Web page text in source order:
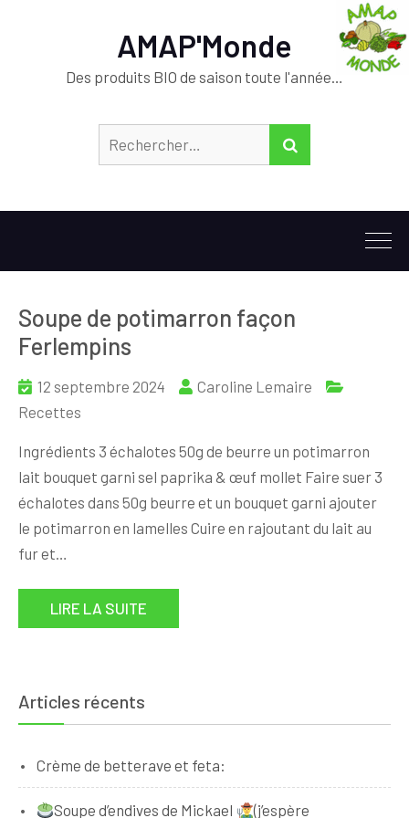
AMAP'Monde
Des produits BIO de saison toute l'année…
Soupe de potimarron façon
Ferlempins
12 septembre 2024
Caroline Lemaire
Recettes
Ingrédients 3 échalotes 50g de beurre un potimarron
lait bouquet garni sel paprika & œuf mollet Faire suer 3
échalotes dans 50g beurre et un bouquet garni ajouter
le potimarron en lamelles Cuire en rajoutant du lait au
fur et…
LIRE LA SUITE
Articles récents
Crème de betterave et feta:
Soupe d’endives de Mickael (j’espère